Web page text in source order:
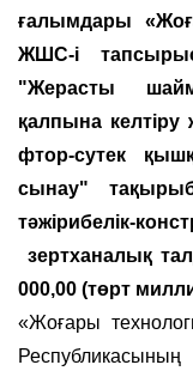
ғалымдары
ЖШС-і
"Жерасты
қалпына келтіру
фтор-сутек
сынау"
тәжірибелік-
зертханалық
000,00 (төрт
«Жоғары